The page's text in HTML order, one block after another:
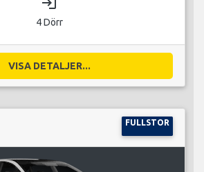
4 Dörr
VISA DETALJER...
FULLSTOR